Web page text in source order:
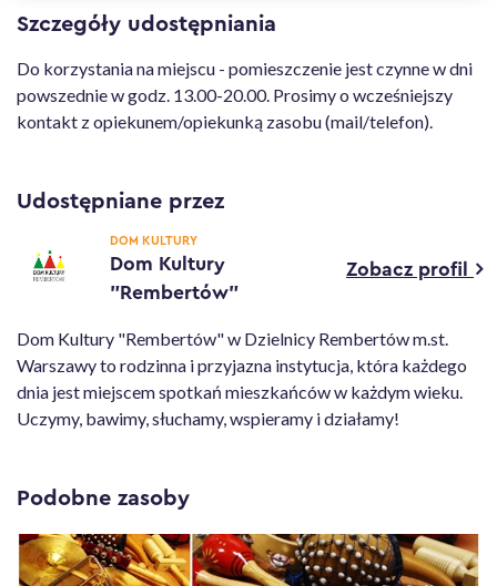
Szczegóły udostępniania
Do korzystania na miejscu - pomieszczenie jest czynne w dni
powszednie w godz. 13.00-20.00. Prosimy o wcześniejszy
kontakt z opiekunem/opiekunką zasobu (mail/telefon).
Udostępniane przez
DOM KULTURY
Dom Kultury
"Rembertów"
Zobacz profil
Dom Kultury "Rembertów" w Dzielnicy Rembertów m.st.
Warszawy to rodzinna i przyjazna instytucja, która każdego
dnia jest miejscem spotkań mieszkańców w każdym wieku.
Uczymy, bawimy, słuchamy, wspieramy i działamy!
Podobne zasoby